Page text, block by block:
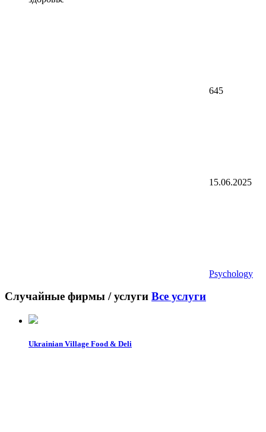
645
15.06.2025
Psychology
Случайные фирмы / услуги Все услуги
Ukrainian Village Food & Deli